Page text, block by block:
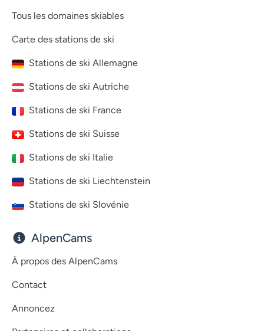
Tous les domaines skiables
Carte des stations de ski
Stations de ski Allemagne
Stations de ski Autriche
Stations de ski France
Stations de ski Suisse
Stations de ski Italie
Stations de ski Liechtenstein
Stations de ski Slovénie
AlpenCams
À propos des AlpenCams
Contact
Annoncez